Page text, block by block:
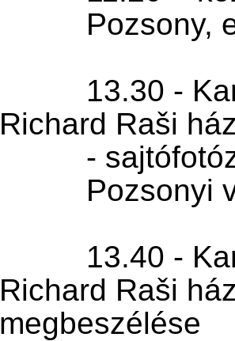
Richard Raši
Richard Raši
megbeszélése